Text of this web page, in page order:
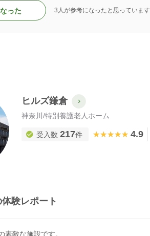
った 3人が参考になったと思っています
ヒルズ鎌倉
神奈川 /特別養護老人ホーム
受入数 217件 ★★★★★
★★★★★ 4.9
験レポート
素敵な施設です。